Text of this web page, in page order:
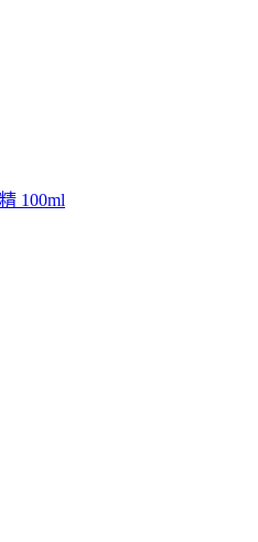
100ml